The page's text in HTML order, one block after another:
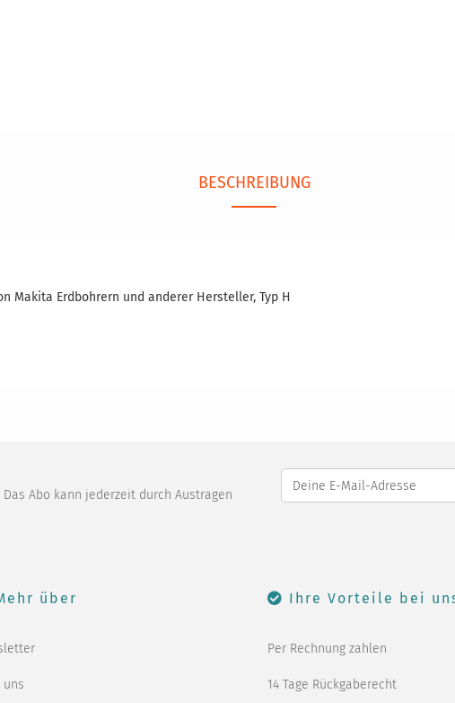
BESCHREIBUNG
Makita Erdbohrern und anderer Hersteller, Typ H
Abo kann jederzeit durch Austragen
über
uns
Ihre Vorteile bei
Per Rechnung zahlen
14 Tage Rückgaberecht